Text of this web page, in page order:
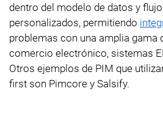
dentro del modelo de datos y
personalizados, permitiendo
problemas con una amplia gama
comercio electrónico, sistemas
Otros ejemplos de PIM que
first son Pimcore y Salsify.